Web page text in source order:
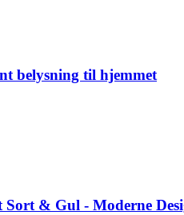
belysning til hjemmet
& Gul - Moderne